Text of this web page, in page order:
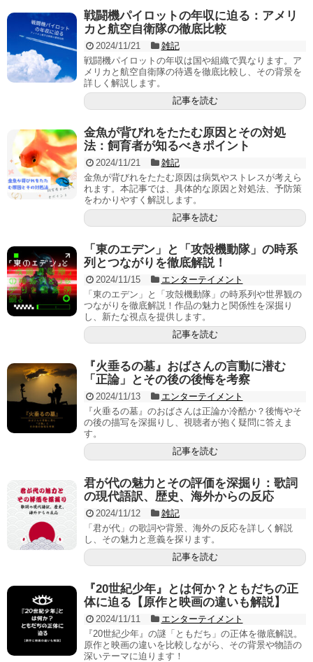
戦闘機パイロットの年収に迫る：アメリ
カと航空自衛隊の徹底比較
2024/11/21
雑記
戦闘機パイロットの年収は国や組織で異なります。ア
メリカと航空自衛隊の待遇を徹底比較し、その背景を
詳しく解説します。
記事を読む
金魚が背びれをたたむ原因とその対処
法：飼育者が知るべきポイント
2024/11/21
雑記
金魚が背びれをたたむ原因は病気やストレスが考えら
れます。本記事では、具体的な原因と対処法、予防策
をわかりやすく解説します。
記事を読む
「東のエデン」と「攻殻機動隊」の時系
列とつながりを徹底解説！
2024/11/15
エンターテイメント
「東のエデン」と「攻殻機動隊」の時系列や世界観の
つながりを徹底解説！作品の魅力と関係性を深掘り
し、新たな視点を提供します。
記事を読む
『火垂るの墓』おばさんの言動に潜む
「正論」とその後の後悔を考察
2024/11/13
エンターテイメント
『火垂るの墓』のおばさんは正論か冷酷か？後悔やそ
の後の描写を深掘りし、視聴者が抱く疑問に答えま
す。
記事を読む
君が代の魅力とその評価を深掘り：歌詞
の現代語訳、歴史、海外からの反応
2024/11/12
雑記
「君が代」の歌詞や背景、海外の反応を詳しく解説
し、その魅力と意義を探ります。
記事を読む
『20世紀少年』とは何か？ともだちの正
体に迫る【原作と映画の違いも解説】
2024/11/11
エンターテイメント
『20世紀少年』の謎「ともだち」の正体を徹底解説。
原作と映画の違いを比較しながら、その背景や物語の
深いテーマに迫ります！